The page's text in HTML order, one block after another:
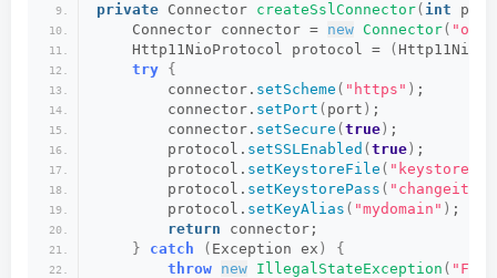
private Connector createSslConnector( int port
    Connector connector =
new Connector(
    Http11NioProtocol protocol =
(
try {
        connector.
setScheme ( "https" ) ;
        connector.
setPort ( port ) ;
        connector.
setSecure ( true ) ;
        protocol.
setSSLEnabled ( true ) ;
        protocol.
setKeystoreFile (
        protocol.
setKeystorePass ( "changeit"
        protocol.
setKeyAlias ( "mydomain" ) ;
return connector;
}
catch ( Exception ex )
{
throw new IllegalStateException (